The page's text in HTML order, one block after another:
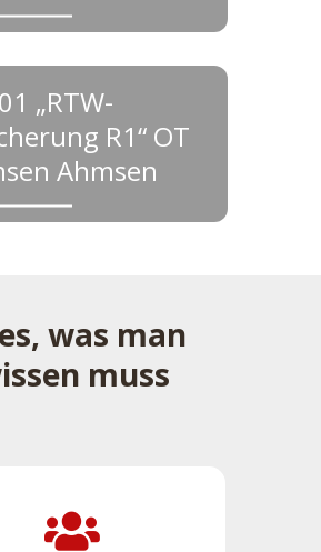
„RTW-
R1“ OT
Ahmsen
was man
muss